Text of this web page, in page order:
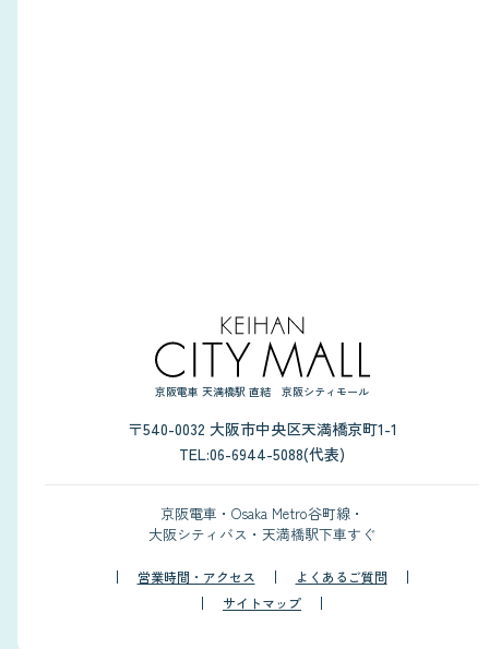
京阪電車 天満橋駅 直結 京阪シティモール
〒540-0032 大阪市中央区天満橋京町1-1
TEL:06-6944-5088(代表)
京阪電車・Osaka Metro谷町線・
大阪シティバス・天満橋駅下車すぐ
営業時間・アクセス
よくあるご質問
サイトマップ